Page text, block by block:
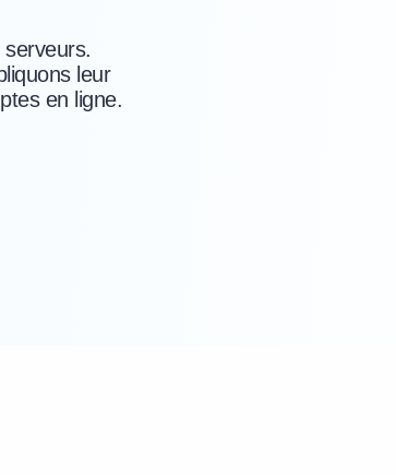
leur
en ligne.